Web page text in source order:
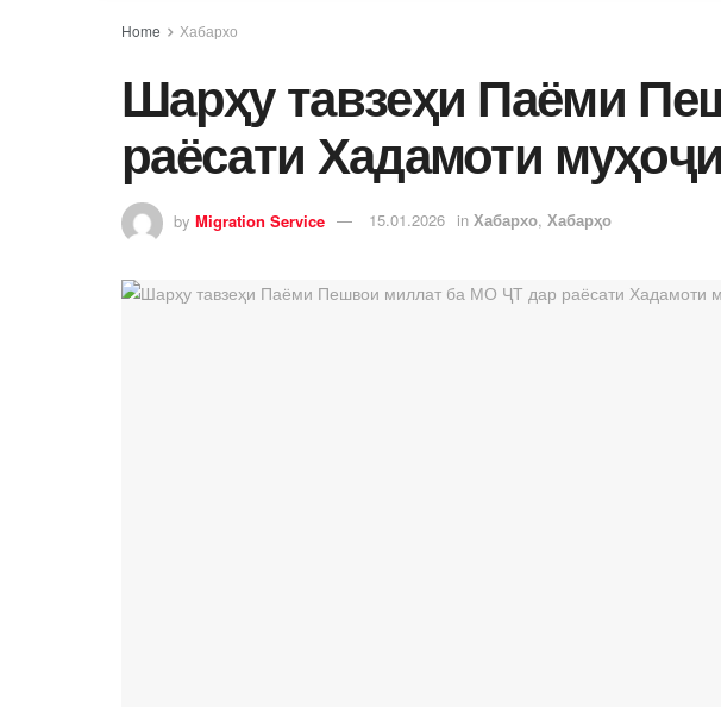
Home Хабархо
Шарҳу тавзеҳи Паёми
раёсати Хадамоти
by Migration Service 15.01.2026 in Хабархо, Хабарҳо